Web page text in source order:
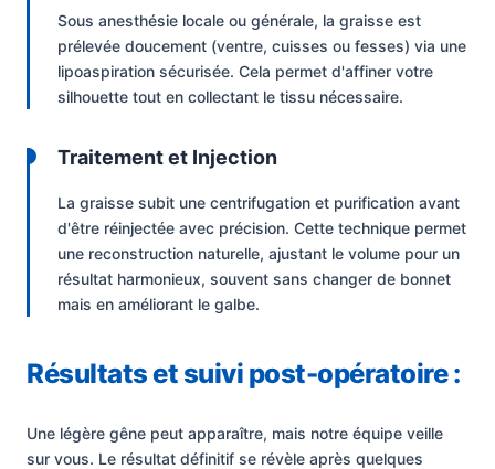
Sous anesthésie locale ou générale, la graisse est
prélevée doucement (ventre, cuisses ou fesses) via une
lipoaspiration sécurisée. Cela permet d'affiner votre
silhouette tout en collectant le tissu nécessaire.
Traitement et Injection
La graisse subit une centrifugation et purification avant
d'être réinjectée avec précision. Cette technique permet
une reconstruction naturelle, ajustant le volume pour un
résultat harmonieux, souvent sans changer de bonnet
mais en améliorant le galbe.
Résultats et suivi post-opératoire :
Une légère gêne peut apparaître, mais notre équipe veille
sur vous. Le résultat définitif se révèle après quelques